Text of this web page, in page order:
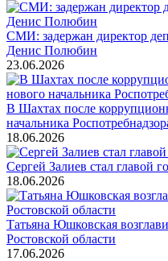
СМИ: задержан директор
Денис Полюбин
23.06.2026
В Шахтах после
начальника
18.06.2026
Сергей Залиев стал главой
18.06.2026
Татьяна Юшковская
Ростовской области
17.06.2026